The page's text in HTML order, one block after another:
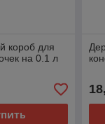
короб для
на 0.1 л